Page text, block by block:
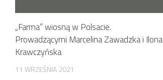
„Farma” wiosną w Polsacie.
Prowadzącymi Marcelina Zawadzka i Ilona
Krawczyńska
11 WRZEŚNIA 2021